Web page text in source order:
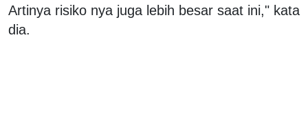
Artinya risiko nya juga lebih besar saat ini," kata
dia.